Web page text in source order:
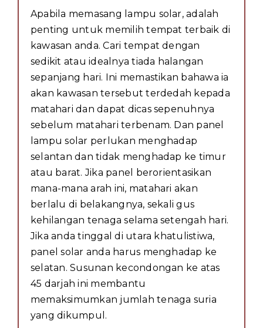
Apabila memasang lampu solar, adalah
penting untuk memilih tempat terbaik di
kawasan anda. Cari tempat dengan
sedikit atau idealnya tiada halangan
sepanjang hari. Ini memastikan bahawa ia
akan kawasan tersebut terdedah kepada
matahari dan dapat dicas sepenuhnya
sebelum matahari terbenam. Dan panel
lampu solar perlukan menghadap
selantan dan tidak menghadap ke timur
atau barat. Jika panel berorientasikan
mana-mana arah ini, matahari akan
berlalu di belakangnya, sekali gus
kehilangan tenaga selama setengah hari.
Jika anda tinggal di utara khatulistiwa,
panel solar anda harus menghadap ke
selatan. Susunan kecondongan ke atas
45 darjah ini membantu
memaksimumkan jumlah tenaga suria
yang dikumpul.